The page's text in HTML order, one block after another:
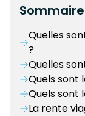
Sommaire
Quelles
?
Quelles
Quels sont
Quels sont
La rente